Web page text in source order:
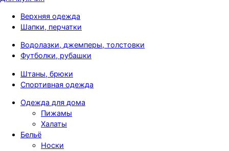
Верхняя одежда
Шапки, перчатки
Водолазки, джемперы, толстовки
Футболки, рубашки
Штаны, брюки
Спортивная одежда
Одежда для дома
Пижамы
Халаты
Бельё
Носки